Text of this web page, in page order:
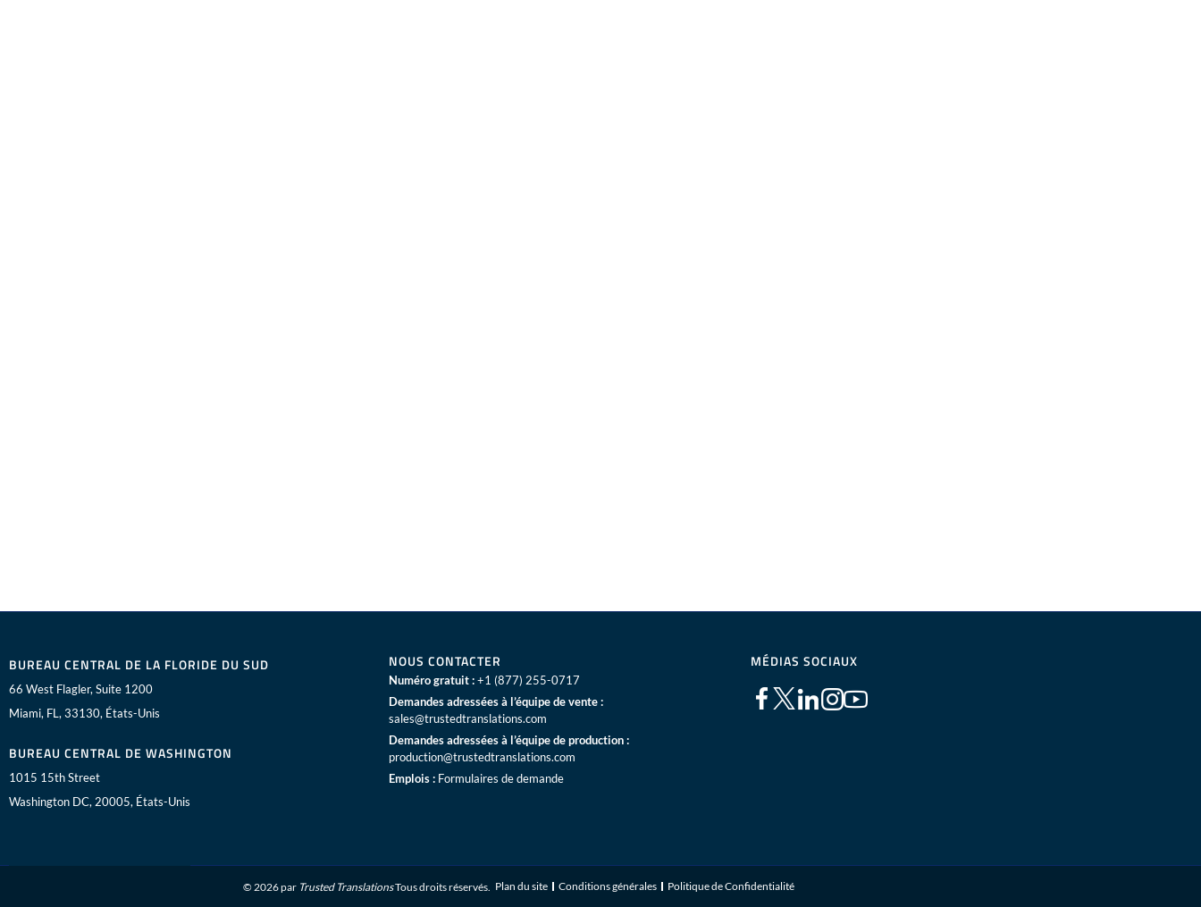
BUREAU CENTRAL DE LA FLORIDE DU SUD
66 West Flagler, Suite 1200
Miami, FL, 33130, États-Unis
BUREAU CENTRAL DE WASHINGTON
1015 15th Street
Washington DC, 20005, États-Unis
NOUS CONTACTER
Numéro gratuit : +1 (877) 255-0717
Demandes adressées à l’équipe de vente :
sales@trustedtranslations.com
Demandes adressées à l’équipe de production :
production@trustedtranslations.com
Emplois : Formulaires de demande
MÉDIAS SOCIAUX
© 2026 par Trusted TranslationsTous droits réservés. Plan du site Conditions générales Politique de Confidentialité